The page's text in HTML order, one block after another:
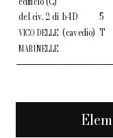
del civ. 2 di
VICO DELLE
MARINELLE
b4D
(cavedio)
5
T